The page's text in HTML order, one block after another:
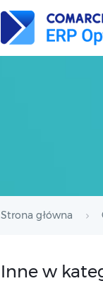
Strona główna
Inne w